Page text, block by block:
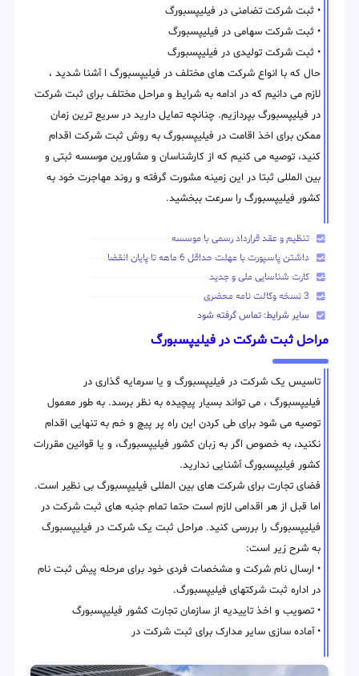
• ثبت شرکت تضامنی در فیلیپسبورگ
• ثبت شرکت سهامی در فیلیپسبورگ
• ثبت شرکت تولیدی در فیلیپسبورگ
حال که با انواع شرکت های مختلف در فیلیپسبورگ ا آشنا شدید ،
لازم می دانیم که در ادامه به شرایط و مراحل مختلف برای ثبت شرکت
در فیلیپسبورگ بپردازیم. چنانچه تمایل دارید در سریع ترین زمان
ممکن برای اخذ اقامت در فیلیپسبورگ به روش ثبت شرکت اقدام
کنید، توصیه می کنیم که از کارشناسان و مشاورین موسسه ثبتی و
بین المللی ثبتا در این زمینه مشورت گرفته و روند مهاجرت خود به
کشور فیلیپسبورگ را سرعت ببخشید.
تنظیم و عقد قرارداد رسمی با موسسه
داشتن پاسپورت با مهلت حداقل 6 ماهه تا پایان انقضا
کارت شناسایی ملی و جدید
3 نسخه وکالت نامه محضری
سایر شرایط: تماس گرفته شود
مراحل ثبت شرکت در فیلیپسبورگ
تاسیس یک شرکت در فیلیپسبورگ و یا سرمایه گذاری در
فیلیپسبورگ ، می تواند بسیار پیچیده به نظر برسد. به طور معمول
توصیه می شود برای طی کردن این راه پر پیچ و خم به تنهایی اقدام
نکنید، به خصوص اگر به زبان کشور فیلیپسبورگ، و یا قوانین مقررات
کشور فیلیپسبورگ آشنایی ندارید.
فضای تجارت برای شرکت های بین المللی فیلیپسبورگ بی نظیر است.
اما قبل از هر اقدامی لازم است حتما تمام جنبه های ثبت شرکت در
فیلیپسبورگ را بررسی کنید. مراحل ثبت یک شرکت در فیلیپسبورگ
به شرح زیر است:
• ارسال نام شرکت و مشخصات فردی خود برای مرحله پیش ثبت نام
در اداره ثبت شرکتهای فیلیپسبورگ.
• تصویب و اخذ تاییدیه از سازمان تجارت کشور فیلیپسبورگ
• آماده سازی سایر مدارک برای ثبت شرکت در